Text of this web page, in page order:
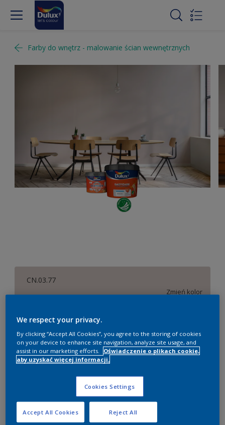
Farby do wnętrz - malowanie ścian wewnętrznych
CN.03.77
Zmień kolor
Rozmiar
0,9 litra 2,18 litra 9 litrów
Ilość Kalkulator farby
Dodaj do listy zakupów
We respect your privacy.
By clicking “Accept All Cookies”, you agree to the storing of cookies
on your device to enhance site navigation, analyze site usage, and
assist in our marketing efforts.
Oświadczenie o plikach cookie,
aby uzyskać więcej informacji.
Cookies Settings
Reject All
Accept All Cookies